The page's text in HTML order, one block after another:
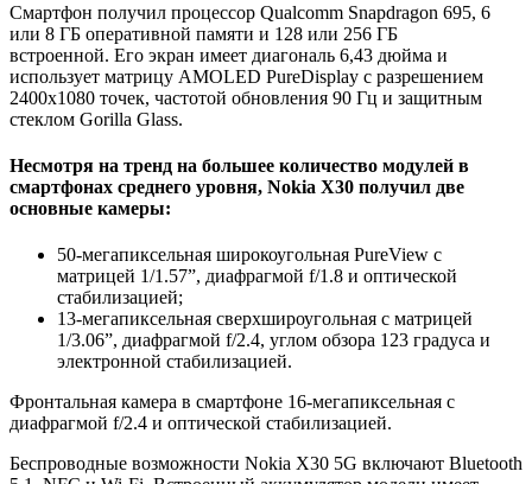
Смартфон получил процессор Qualcomm Snapdragon 695, 6
или 8 ГБ оперативной памяти и 128 или 256 ГБ
встроенной. Его экран имеет диагональ 6,43 дюйма и
использует матрицу AMOLED PureDisplay с разрешением
2400х1080 точек, частотой обновления 90 Гц и защитным
стеклом Gorilla Glass.
Несмотря на тренд на большее количество модулей в
смартфонах среднего уровня, Nokia X30 получил две
основные камеры:
50-мегапиксельная широкоугольная PureView с
матрицей 1/1.57”, диафрагмой f/1.8 и оптической
стабилизацией;
13-мегапиксельная сверхшироугольная с матрицей
1/3.06”, диафрагмой f/2.4, углом обзора 123 градуса и
электронной стабилизацией.
Фронтальная камера в смартфоне 16-мегапиксельная с
диафрагмой f/2.4 и оптической стабилизацией.
Беспроводные возможности Nokia X30 5G включают Bluetooth